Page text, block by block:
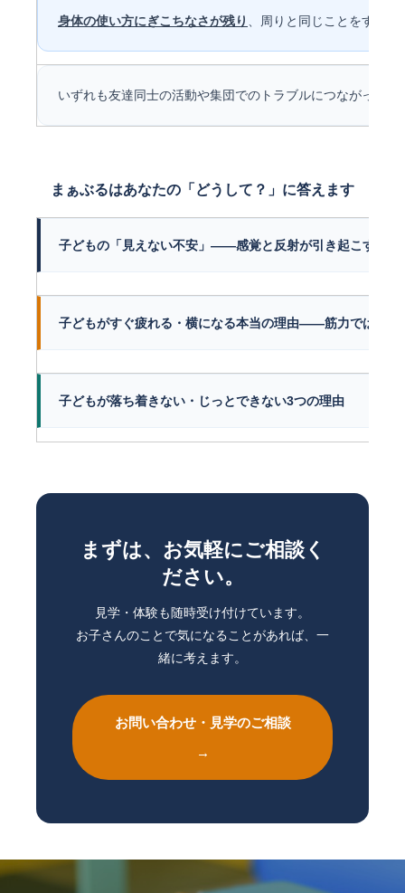
身体の使い方にぎこちなさが残り 、周りと同じことをする
いずれも友達同士の活動や集団でのトラブルにつながって
まぁぶるはあなたの「どうして？」に答えます
子どもの「見えない不安」——感覚と反射が引き起こす困り
子どもがすぐ疲れる・横になる本当の理由——筋力ではなく
子どもが落ち着きない・じっとできない3つの理由
まずは、お気軽にご相談く
ださい。
見学・体験も随時受け付けています。
お子さんのことで気になることがあれば、一
緒に考えます。
お問い合わせ・見学のご相談
→